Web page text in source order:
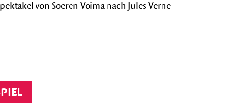
von Soeren Voima nach Jules Verne